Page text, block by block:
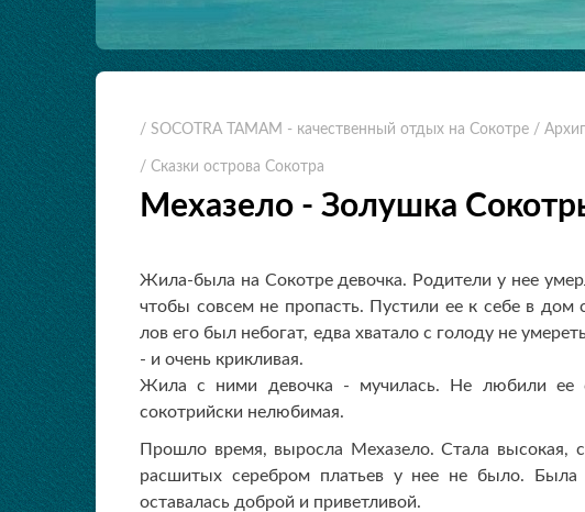
/ SOCOTRA TAMAM - качественный отдых на Сокотре /
/ Сказки острова Сокотра
Мехазело - Золушка
Жила-была на Сокотре девочка. Родители у нее
чтобы совсем не пропасть. Пустили ее к себе в
лов его был небогат, едва хватало с голоду не
- и очень крикливая.
Жила с ними девочка - мучилась. Не любили ее
сокотрийски нелюбимая.
Прошло время, выросла Мехазело. Стала высокая,
расшитых серебром платьев у нее не было.
оставалась доброй и приветливой.